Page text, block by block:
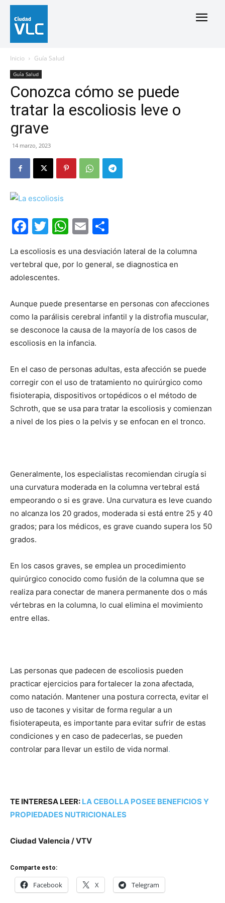
Inicio Guía Salud
Guía Salud
Conozca cómo se puede
tratar la escoliosis leve o
grave
14 marzo, 2023
Facebook
Twitter
WhatsApp
Email
La escoliosis es una desviación lateral de la columna
vertebral que, por lo general, se diagnostica en
adolescentes.
Aunque puede presentarse en personas con afecciones
como la parálisis cerebral infantil y la distrofia muscular,
se desconoce la causa de la mayoría de los casos de
escoliosis en la infancia.
En el caso de personas adultas, esta afección se puede
corregir con el uso de tratamiento no quirúrgico como
fisioterapia, dispositivos ortopédicos o el método de
Schroth, que se usa para tratar la escoliosis y comienzan
a nivel de los pies o la pelvis y se enfocan en el tronco.
Generalmente, los especialistas recomiendan cirugía si
una curvatura moderada en la columna vertebral está
empeorando o si es grave. Una curvatura es leve cuando
no alcanza los 20 grados, moderada si está entre 25 y 40
grados; para los médicos, es grave cuando supera los 50
grados.
En los casos graves, se emplea un procedimiento
quirúrgico conocido como fusión de la columna que se
realiza para conectar de manera permanente dos o más
vértebras en la columna, lo cual elimina el movimiento
entre ellas.
Las personas que padecen de escoliosis pueden
practicar ejercicios para fortalecer la zona afectada,
como natación. Mantener una postura correcta, evitar el
uso de tacones y visitar de forma regular a un
fisioterapeuta, es importante para evitar sufrir de estas
condiciones y en caso de padecerlas, se pueden
controlar para llevar un estilo de vida normal.
TE INTERESA LEER: LA CEBOLLA POSEE BENEFICIOS Y
PROPIEDADES NUTRICIONALES
Ciudad Valencia / VTV
Comparte esto:
Facebook X Telegram